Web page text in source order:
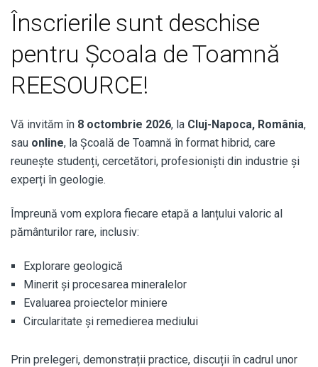
Înscrierile sunt deschise
pentru Școala de Toamnă
REESOURCE!
Vă invităm în 8 octombrie 2026, la Cluj-Napoca, România,
sau online, la Școală de Toamnă în format hibrid, care
reunește studenți, cercetători, profesioniști din industrie și
experți în geologie.
Împreună vom explora fiecare etapă a lanțului valoric al
pământurilor rare, inclusiv:
Explorare geologică
Minerit și procesarea mineralelor
Evaluarea proiectelor miniere
Circularitate și remedierea mediului
Prin prelegeri, demonstrații practice, discuții în cadrul unor